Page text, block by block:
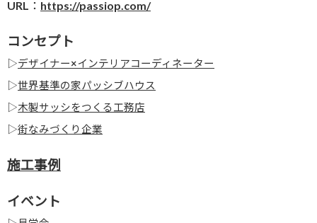
URL： https://passiop.com/
コンセプト
▷デザイナー×インテリアコーディネーター
▷世界基準の家パッシブハウス
▷木製サッシをつくる工務店
▷街なみづくり企業
施工事例
イベント